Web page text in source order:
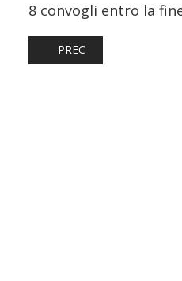
8 convogli entro la
ARTICOLO
PREC